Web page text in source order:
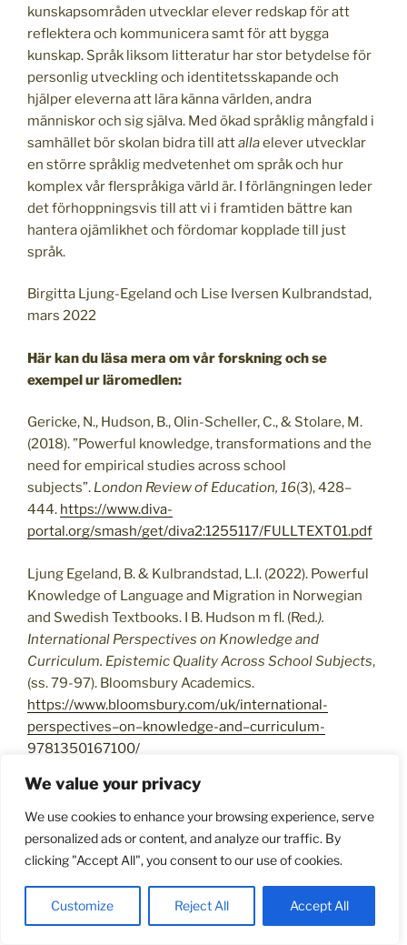
We value your privacy
We use cookies to enhance your browsing experience, serve
personalized ads or content, and analyze our traffic. By
clicking "Accept All", you consent to our use of cookies.
Customize Reject All Accept All
kunskapsområden utvecklar elever redskap för att
reflektera och kommunicera samt för att bygga
kunskap. Språk liksom litteratur har stor betydelse för
personlig utveckling och identitetsskapande och
hjälper eleverna att lära känna världen, andra
människor och sig själva. Med ökad språklig mångfald i
samhället bör skolan bidra till attallaelever utvecklar
en större språklig medvetenhet om språk och hur
komplex vår flerspråkiga värld är. I förlängningen leder
det förhoppningsvis till att vi i framtiden bättre kan
hantera ojämlikhet och fördomar kopplade till just
språk.
Birgitta Ljung-Egeland och Lise Iversen Kulbrandstad,
mars 2022
Här kan du läsa mera om vår forskning och se
exempel ur läromedlen:
Gericke, N., Hudson, B., Olin-Scheller, C., & Stolare, M.
(2018). ”Powerful knowledge, transformations and the
need for empirical studies across school
subjects”. London Review of Education, 16(3), 428–
444. https://www.diva-
portal.org/smash/get/diva2:1255117/FULLTEXT01.pdf
Ljung Egeland, B. & Kulbrandstad, L.I. (2022). Powerful
Knowledge of Language and Migration in Norwegian
and Swedish Textbooks. I B. Hudson m fl. (Red.).
International Perspectives on Knowledge and
Curriculum. Epistemic Quality Across School Subjects,
(ss. 79-97). Bloomsbury Academics.
https://www.bloomsbury.com/uk/international-
perspectives–on–knowledge-and–curriculum-
9781350167100/
Kulbrandstad, L. I. & Ljung Egeland, B. (2019). Kraftfull
kunnskap – en studie av temaet språk og migrasjon i
svenske og norske lærebøker på mellomtrinnet. I B.
Ljung Egeland, T. Roberts, E. Sandlund & P. Sundqvist
från ASLA-symposiet i Karlstad, 12-13 april, 2018.
ASLA:s skriftserie 27, (ss. 137–160). Karlstad